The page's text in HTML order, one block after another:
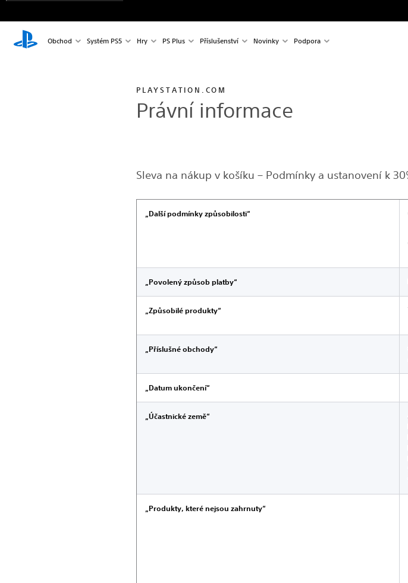
Obchod Systém PS5 Hry PS Plus Příslušenství Novinky Podpora
PLAYSTATION.COM
Právní informace
Sleva na nákup v košíku – Podmínky a ustanovení k
„Další podmínky způsobilosti“
„Povolený způsob platby“
„Způsobilé produkty“
„Příslušné obchody“
„Datum ukončení“
„Účastnické země“
„Produkty, které nejsou zahrnuty“